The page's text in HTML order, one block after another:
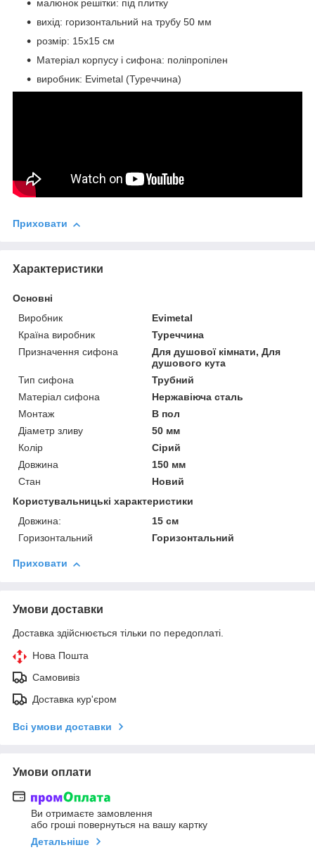
малюнок решітки: під плитку
вихід: горизонтальний на трубу 50 мм
розмір: 15х15 см
Матеріал корпусу і сифона: поліпропілен
виробник: Evimetal (Туреччина)
Приховати
Характеристики
Основні
Виробник
Evimetal
Країна виробник
Туреччина
Призначення сифона
Для душової кімнати, Для
душового кута
Тип сифона
Трубний
Матеріал сифона
Нержавіюча сталь
Монтаж
В пол
Діаметр зливу
50 мм
Колір
Сірий
Довжина
150 мм
Стан
Новий
Користувальницькі характеристики
Довжина:
15 см
Горизонтальний
Горизонтальний
Приховати
Умови доставки
Доставка здійснюється тільки по передоплаті.
Нова Пошта
Самовивіз
Доставка кур'єром
Всі умови доставки
Умови оплати
Ви отримаєте замовлення
або гроші повернуться на вашу картку
Детальніше